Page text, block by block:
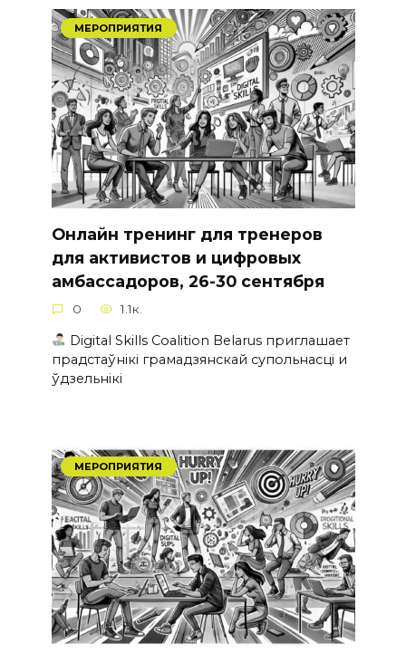
МЕРОПРИЯТИЯ
Онлайн тренинг для тренеров
для активистов и цифровых
амбассадоров, 26-30 сентября
0 1.1к.
Digital Skills Coalition Belarus приглашает
прадстаўнікі грамадзянскай супольнасці и
ўдзельнікі
МЕРОПРИЯТИЯ